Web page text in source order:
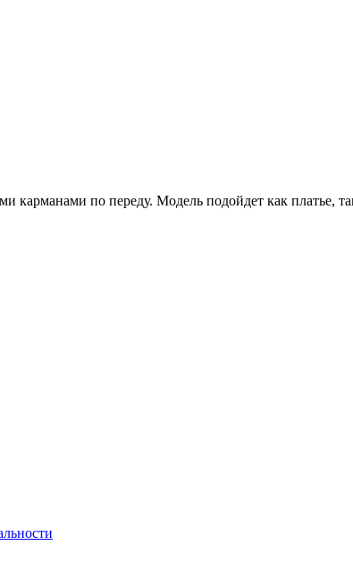
карманами по переду. Модель подойдет как платье,